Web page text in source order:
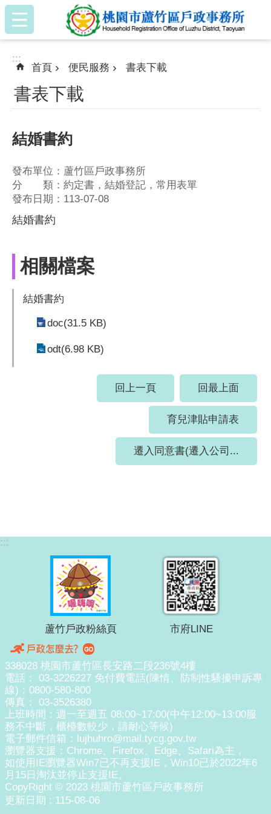
跳到主要內容區塊
:::
:::
首頁 便民服務 書表下載
書表下載
結婚書約
發布單位：蘆竹區戶政事務所
分 類：約定書，結婚登記，常用表單
發布日期：113-07-08
結婚書約
相關檔案
結婚書約
doc(31.5 KB)
odt(6.98 KB)
回上一頁 回最上面
育兒津貼申請表
遷入同意書(遷入公司...
:::
蘆竹戶政粉絲頁 市府LINE
338028 桃園市蘆竹區長安路二段236號4樓
電話： 03-3226227 免付費電話(陳情、防制性騷擾申訴專
線)：0800-580-800
傳真： 03-3526380
上班時間：週一至週五 08:00~17:00(中午12:00~13:00服
務不中斷，櫃檯數較少，請耐心等候)
電子郵件信箱：lujhuhro@mail.tycg.gov.tw
瀏覽器支援：Chrome、Firefox、Edge、Safari為主，
如使用IE瀏覽器Win7已不再支援IE，Win10已於2022年6
月15日淘汰並停止支援IE。
CopyRight © 2023 桃園市蘆竹區戶政事務所
更新日期
115-08-06